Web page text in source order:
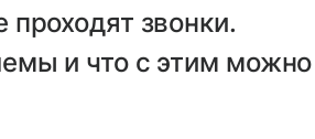
звонки.
и что с этим можно